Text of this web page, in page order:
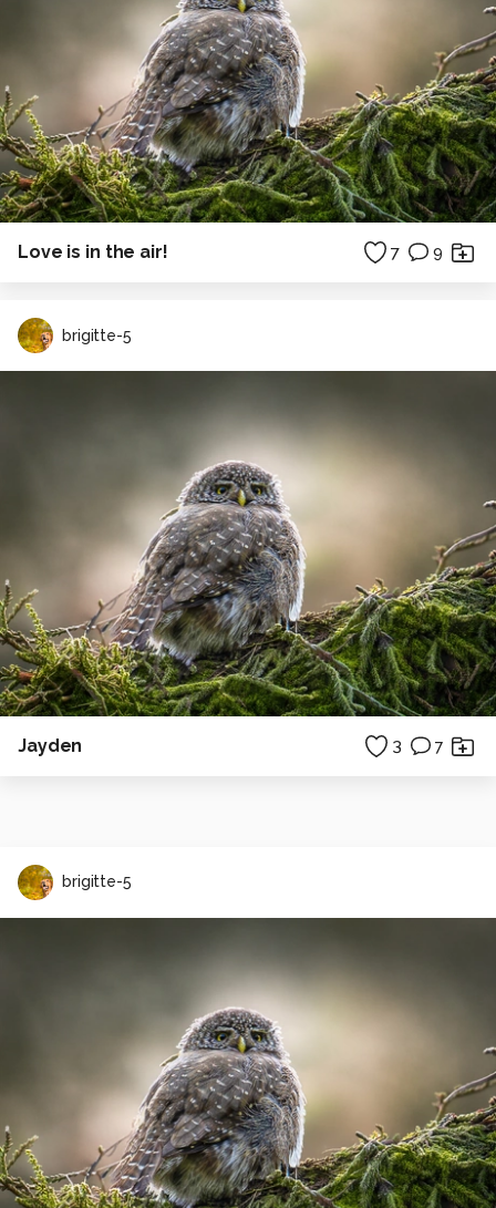
Love is in the air! 7 9
brigitte-5
Jayden 3 7
brigitte-5